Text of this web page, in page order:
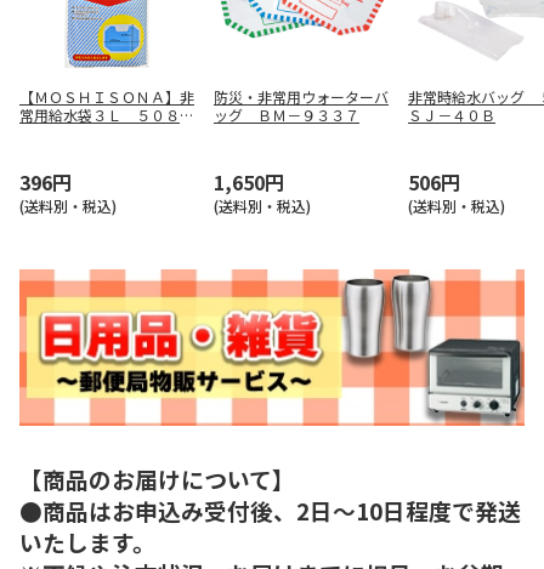
【ＭＯＳＨＩＳＯＮＡ】非
常用給水袋３Ｌ ５０８９
396円
(送料別・税込)
防災・非常用ウォーターバ
ッグ ＢＭ－９３３７
1,650円
(送料別・税込)
非常時給水バッ
ＳＪ－４０Ｂ
506円
(送料別・税込)
【商品のお届けについて】
●商品はお申込み受付後、2日～10日程度で発送
いたします。